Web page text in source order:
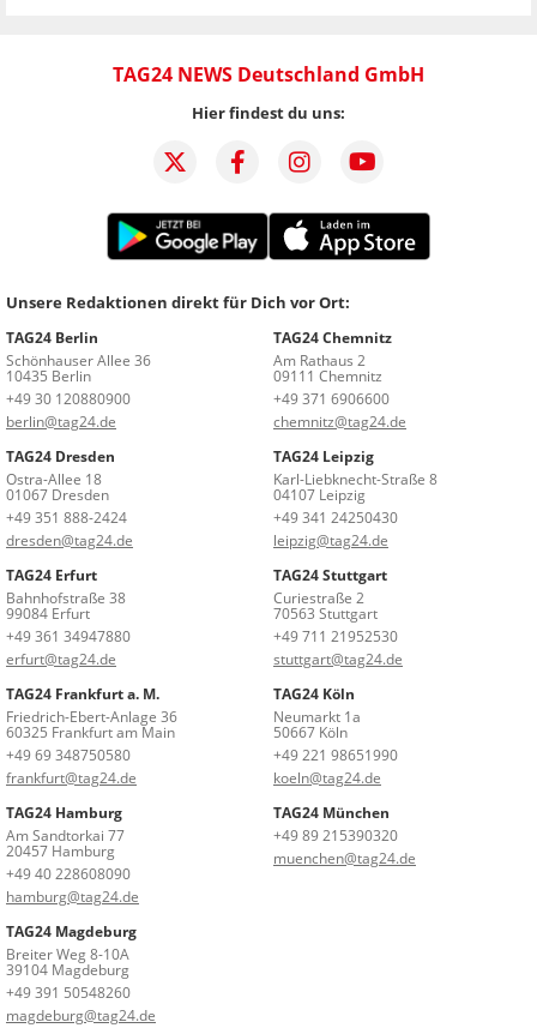
TAG24 NEWS Deutschland GmbH
Hier findest du uns:
Unsere Redaktionen direkt für Dich vor Ort:
TAG24 Berlin
Schönhauser Allee 36
10435 Berlin
+49 30 120880900
berlin@tag24.de
TAG24 Chemnitz
Am Rathaus 2
09111 Chemnitz
+49 371 6906600
chemnitz@tag24.de
TAG24 Dresden
Ostra-Allee 18
01067 Dresden
+49 351 888-2424
dresden@tag24.de
TAG24 Leipzig
Karl-Liebknecht-Straße 8
04107 Leipzig
+49 341 24250430
leipzig@tag24.de
TAG24 Erfurt
Bahnhofstraße 38
99084 Erfurt
+49 361 34947880
erfurt@tag24.de
TAG24 Stuttgart
Curiestraße 2
70563 Stuttgart
+49 711 21952530
stuttgart@tag24.de
TAG24 Frankfurt a. M.
Friedrich-Ebert-Anlage 36
60325 Frankfurt am Main
+49 69 348750580
frankfurt@tag24.de
TAG24 Köln
Neumarkt 1a
50667 Köln
+49 221 98651990
koeln@tag24.de
TAG24 Hamburg
Am Sandtorkai 77
20457 Hamburg
+49 40 228608090
hamburg@tag24.de
TAG24 München
+49 89 215390320
muenchen@tag24.de
TAG24 Magdeburg
Breiter Weg 8-10A
39104 Magdeburg
+49 391 50548260
magdeburg@tag24.de